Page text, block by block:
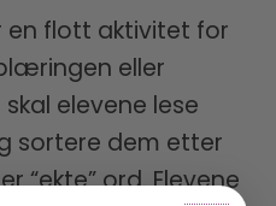
en flott aktivitet for
eller
elevene lese
sortere dem etter
“ekte” ord. Elevene